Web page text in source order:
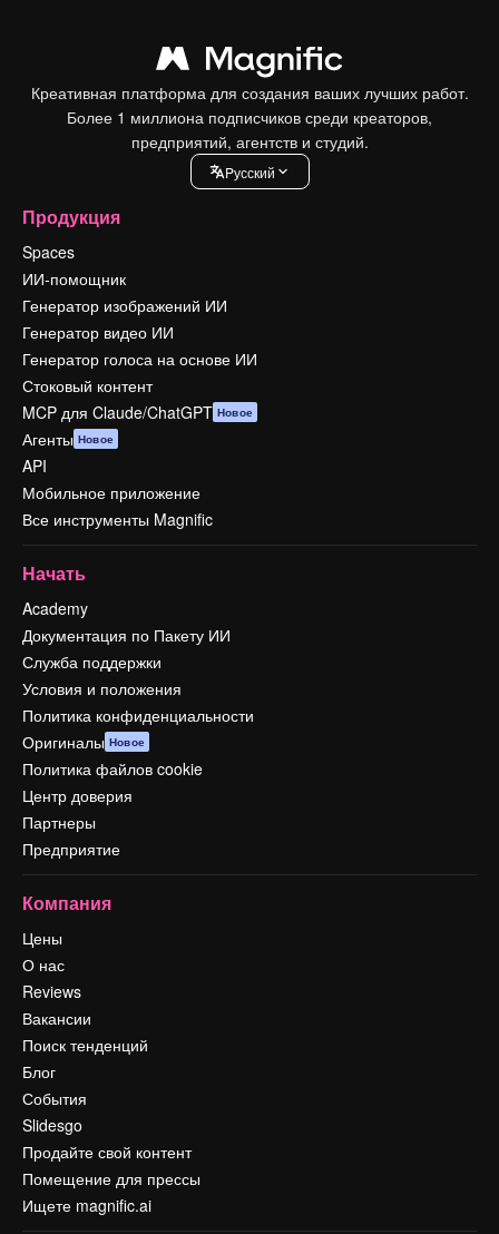
Креативная платформа для создания ваших лучших работ.
Более 1 миллиона подписчиков среди креаторов,
предприятий, агентств и студий.
Pусский
Продукция
Spaces
ИИ-помощник
Генератор изображений ИИ
Генератор видео ИИ
Генератор голоса на основе ИИ
Стоковый контент
MCP для Claude/ChatGPT Новое
Агенты Новое
API
Мобильное приложение
Все инструменты Magnific
Начать
Academy
Документация по Пакету ИИ
Служба поддержки
Условия и положения
Политика конфиденциальности
Оригиналы Новое
Политика файлов cookie
Центр доверия
Партнеры
Предприятие
Компания
Цены
О нас
Reviews
Вакансии
Поиск тенденций
Блог
События
Slidesgo
Продайте свой контент
Помещение для прессы
Ищете magnific.ai